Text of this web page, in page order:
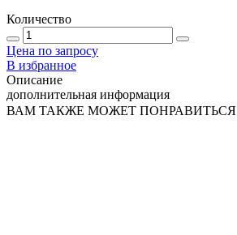
Количество
Цена по запросу
В избранное
Описание
дополнительная информация
ВАМ ТАКЖЕ МОЖЕТ ПОНРАВИТЬСЯ